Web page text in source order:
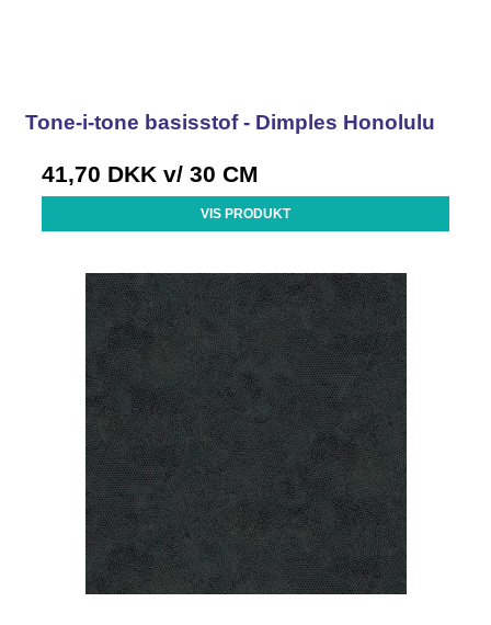
Tone-i-tone basisstof - Dimples Honolulu
41,70 DKK v/ 30 CM
VIS PRODUKT